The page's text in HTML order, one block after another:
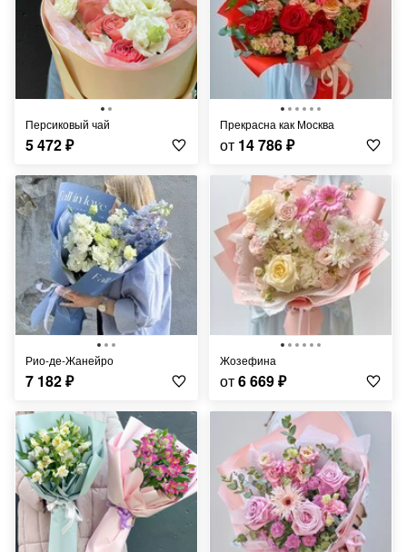
Персиковый чай
5 472₽
Прекрасна как Москва
от 14 786₽
Рио-де-Жанейро
7 182₽
Жозефина
от6 669₽